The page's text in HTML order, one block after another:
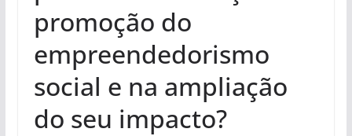
promoção do
empreendedorismo
social e na ampliação
do seu impacto?